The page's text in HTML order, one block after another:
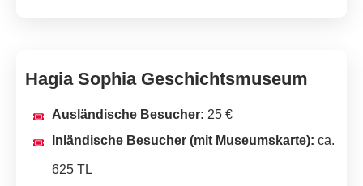
Hagia Sophia Geschichtsmuseum
Ausländische Besucher: 25 €
Inländische Besucher (mit Museumskarte): ca.
625 TL